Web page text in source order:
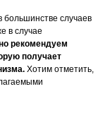
большинстве случаев
в случае
рекомендуем
получает
Хотим отметить,